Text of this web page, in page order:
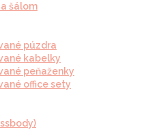
šálom
púzdra
kabelky
peňaženky
office sety